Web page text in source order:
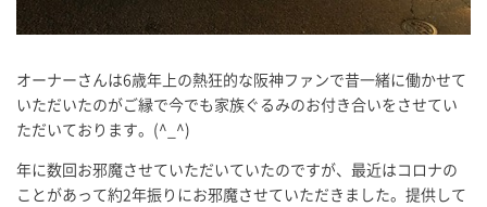
オーナーさんは6歳年上の熱狂的な阪神ファンで昔一緒に働かせて
いただいたのがご縁で今でも家族ぐるみのお付き合いをさせてい
ただいております。(^_^)
年に数回お邪魔させていただいていたのですが、最近はコロナの
ことがあって約2年振りにお邪魔させていただきました。提供して